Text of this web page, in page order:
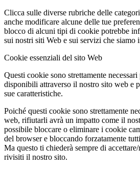
Clicca sulle diverse rubriche delle
anche modificare alcune delle tue
blocco di alcuni tipi di cookie potrebbe
sui nostri siti Web e sui servizi che siamo
Cookie essenziali del sito Web
Questi cookie sono strettamente
disponibili attraverso il nostro sito web e
sue caratteristiche.
Poiché questi cookie sono strettamente
web, rifiutarli avrà un impatto come il
possibile bloccare o eliminare i cookie
del browser e bloccando forzatamente
Ma questo ti chiederà sempre di
rivisiti il nostro sito.